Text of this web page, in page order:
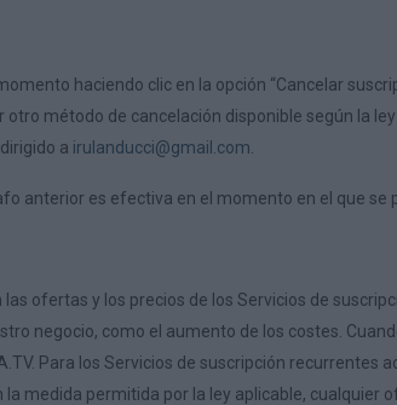
haciendo clic en la opción “Cancelar
método de cancelación disponible según la
a irulanducci@gmail.com
anterior es efectiva en el momento en el que se
ofertas y los precios de los Servicios de
negocio, como el aumento de los costes.
Para los Servicios de suscripción
medida permitida por la ley aplicable, cualquier